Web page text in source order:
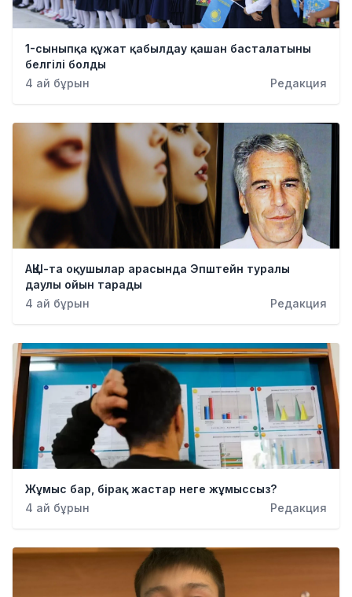
1-сыныпқа құжат қабылдау қашан басталатыны
белгілі болды
4 ай бұрын
Редакция
АҚШ-та оқушылар арасында Эпштейн туралы
даулы ойын тарады
4 ай бұрын
Редакция
Жұмыс бар, бірақ жастар неге жұмыссыз?
4 ай бұрын
Редакция